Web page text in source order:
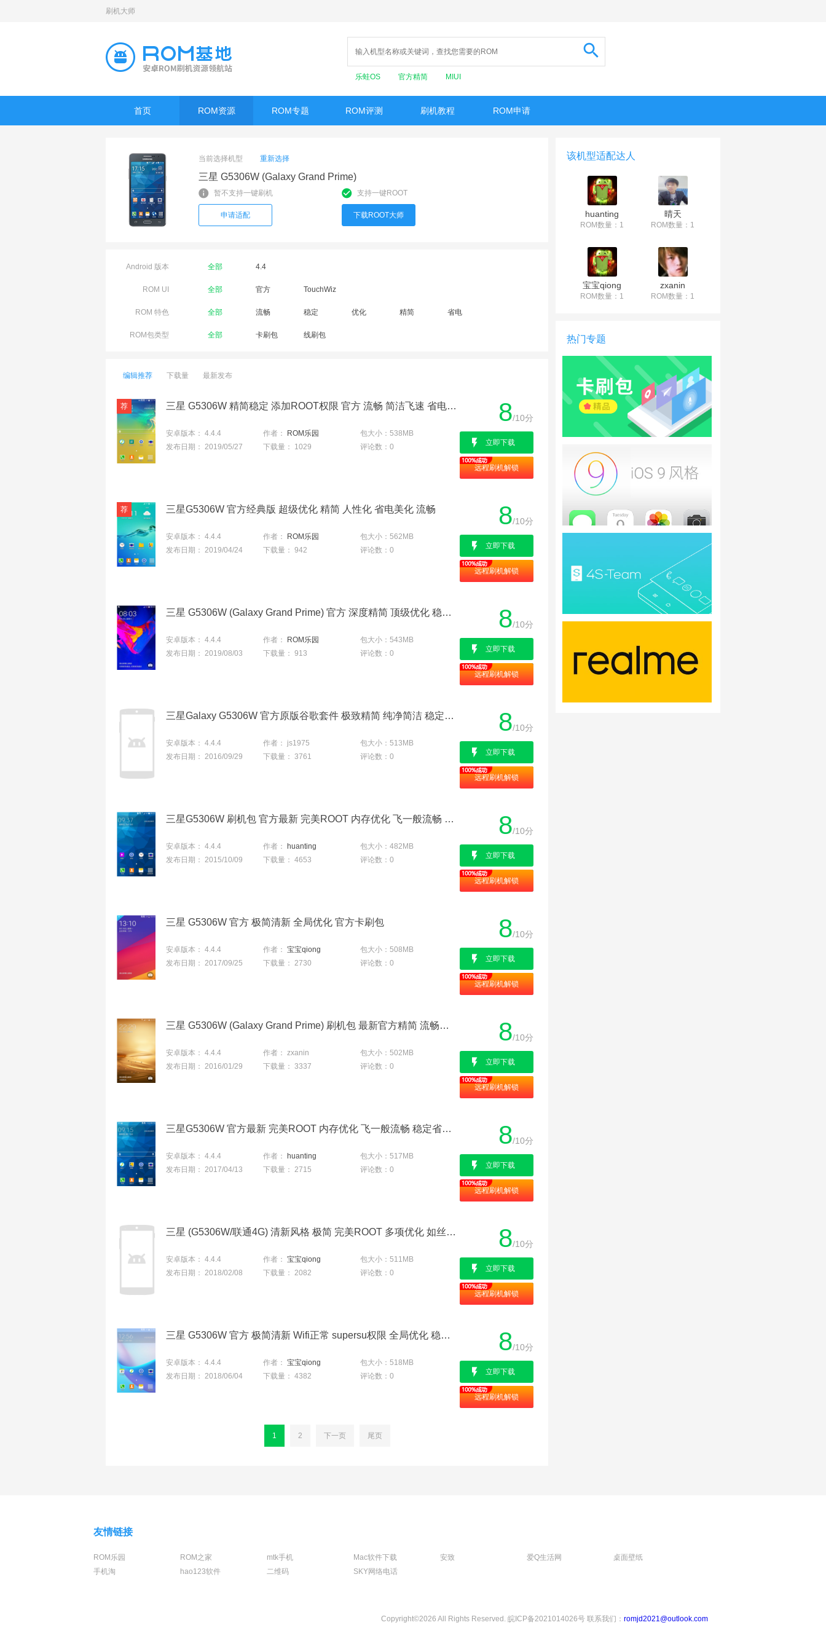
刷机大师
乐蛙OS 官方精简 MIUI
首页 ROM资源 ROM专题 ROM评测 刷机教程 ROM申请
当前选择机型 重新选择
三星 G5306W (Galaxy Grand Prime)
暂不支持一键刷机
申请适配
支持一键ROOT
下载ROOT大师
Android 版本 全部 4.4
ROM UI 全部 官方 TouchWiz
ROM 特色 全部 流畅 稳定 优化 精简 省电
ROM包类型 全部 卡刷包 线刷包
编辑推荐 下载量 最新发布
三星 G5306W 精简稳定 添加ROOT权限 官方 流畅 简洁飞速 省电内核
安卓版本： 4.4.4 作者： ROM乐园 包大小： 538MB
发布日期： 2019/05/27 下载量： 1029 评论数： 0
8/10分
立即下载
远程刷机解锁
三星G5306W 官方经典版 超级优化 精简 人性化 省电美化 流畅
安卓版本： 4.4.4 作者： ROM乐园 包大小： 562MB
发布日期： 2019/04/24 下载量： 942 评论数： 0
8/10分
立即下载
远程刷机解锁
三星 G5306W (Galaxy Grand Prime) 官方 深度精简 顶级优化 稳定至极 ROOT权限 鼎力推荐
安卓版本： 4.4.4 作者： ROM乐园 包大小： 543MB
发布日期： 2019/08/03 下载量： 913 评论数： 0
8/10分
立即下载
远程刷机解锁
三星Galaxy G5306W 官方原版谷歌套件 极致精简 纯净简洁 稳定省电
安卓版本： 4.4.4 作者： js1975 包大小： 513MB
发布日期： 2016/09/29 下载量： 3761 评论数： 0
8/10分
立即下载
远程刷机解锁
三星G5306W 刷机包 官方最新 完美ROOT 内存优化 飞一般流畅 稳定省电版
安卓版本： 4.4.4 作者： huanting 包大小： 482MB
发布日期： 2015/10/09 下载量： 4653 评论数： 0
8/10分
立即下载
远程刷机解锁
三星 G5306W 官方 极简清新 全局优化 官方卡刷包
安卓版本： 4.4.4 作者： 宝宝qiong 包大小： 508MB
发布日期： 2017/09/25 下载量： 2730 评论数： 0
8/10分
立即下载
远程刷机解锁
三星 G5306W (Galaxy Grand Prime) 刷机包 最新官方精简 流畅稳定 省电
安卓版本： 4.4.4 作者： zxanin 包大小： 502MB
发布日期： 2016/01/29 下载量： 3337 评论数： 0
8/10分
立即下载
远程刷机解锁
三星G5306W 官方最新 完美ROOT 内存优化 飞一般流畅 稳定省电版
安卓版本： 4.4.4 作者： huanting 包大小： 517MB
发布日期： 2017/04/13 下载量： 2715 评论数： 0
8/10分
立即下载
远程刷机解锁
三星 (G5306W/联通4G) 清新风格 极简 完美ROOT 多项优化 如丝般顺滑
安卓版本： 4.4.4 作者： 宝宝qiong 包大小： 511MB
发布日期： 2018/02/08 下载量： 2082 评论数： 0
8/10分
立即下载
远程刷机解锁
三星 G5306W 官方 极简清新 Wifi正常 supersu权限 全局优化 稳定卡刷包
安卓版本： 4.4.4 作者： 宝宝qiong 包大小： 518MB
发布日期： 2018/06/04 下载量： 4382 评论数： 0
8/10分
立即下载
远程刷机解锁
1 2 下一页 尾页
该机型适配达人
huanting
ROM数量：1
晴天
ROM数量：1
宝宝qiong
ROM数量：1
zxanin
ROM数量：1
热门专题
友情链接
ROM乐园 ROM之家 mtk手机 Mac软件下载 安致 爱Q生活网
桌面壁纸
手机淘
hao123软件 二维码 SKY网络电话
Copyright©2026 All Rights Reserved. 皖ICP备2021014026号 联系我们： romjd2021@outlook.com